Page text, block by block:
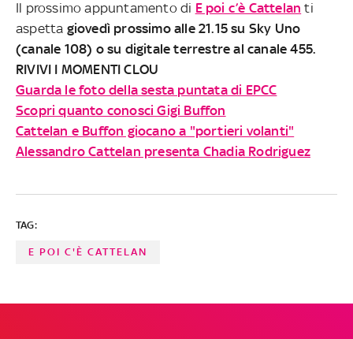
Il prossimo appuntamento di E poi c’è Cattelan ti
aspetta giovedì prossimo alle 21.15 su Sky Uno
(canale 108) o su digitale terrestre al canale 455.
RIVIVI I MOMENTI CLOU
Guarda le foto della sesta puntata di EPCC
Scopri quanto conosci Gigi Buffon
Cattelan e Buffon giocano a "portieri volanti"
Alessandro Cattelan presenta Chadia Rodriguez
TAG:
E POI C'È CATTELAN